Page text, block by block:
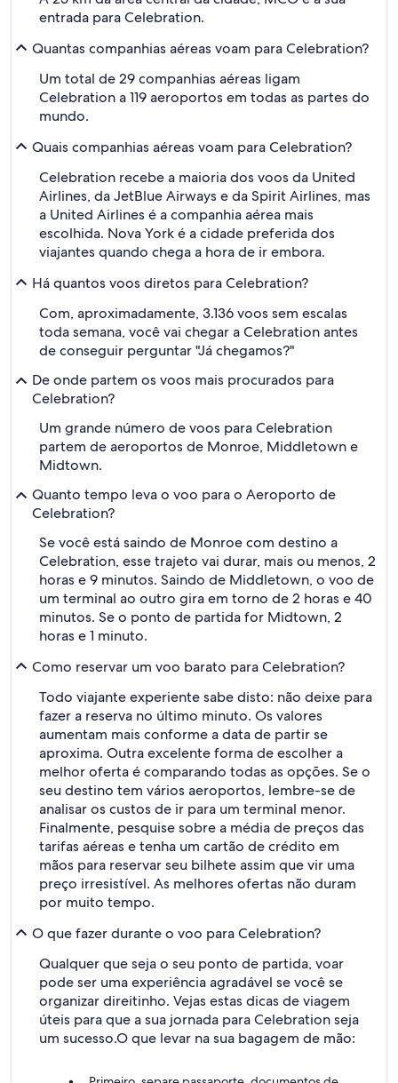
entrada para Celebration.
Quantas companhias aéreas voam para Celebration?
Um total de 29 companhias aéreas ligam
Celebration a 119 aeroportos em todas as partes do
mundo.
Quais companhias aéreas voam para Celebration?
Celebration recebe a maioria dos voos da United
Airlines, da JetBlue Airways e da Spirit Airlines, mas
a United Airlines é a companhia aérea mais
escolhida. Nova York é a cidade preferida dos
viajantes quando chega a hora de ir embora.
Há quantos voos diretos para Celebration?
Com, aproximadamente, 3.136 voos sem escalas
toda semana, você vai chegar a Celebration antes
de conseguir perguntar "Já chegamos?"
De onde partem os voos mais procurados para
Celebration?
Um grande número de voos para Celebration
partem de aeroportos de Monroe, Middletown e
Midtown.
Quanto tempo leva o voo para o Aeroporto de
Celebration?
Se você está saindo de Monroe com destino a
Celebration, esse trajeto vai durar, mais ou menos, 2
horas e 9 minutos. Saindo de Middletown, o voo de
um terminal ao outro gira em torno de 2 horas e 40
minutos. Se o ponto de partida for Midtown, 2
horas e 1 minuto.
Como reservar um voo barato para Celebration?
Todo viajante experiente sabe disto: não deixe para
fazer a reserva no último minuto. Os valores
aumentam mais conforme a data de partir se
aproxima. Outra excelente forma de escolher a
melhor oferta é comparando todas as opções. Se o
seu destino tem vários aeroportos, lembre-se de
analisar os custos de ir para um terminal menor.
Finalmente, pesquise sobre a média de preços das
tarifas aéreas e tenha um cartão de crédito em
mãos para reservar seu bilhete assim que vir uma
preço irresistível. As melhores ofertas não duram
por muito tempo.
O que fazer durante o voo para Celebration?
Qualquer que seja o seu ponto de partida, voar
pode ser uma experiência agradável se você se
organizar direitinho. Vejas estas dicas de viagem
úteis para que a sua jornada para Celebration seja
um sucesso.O que levar na sua bagagem de mão: